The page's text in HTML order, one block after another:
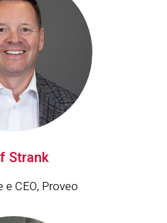
Strank
e CEO, Proveo